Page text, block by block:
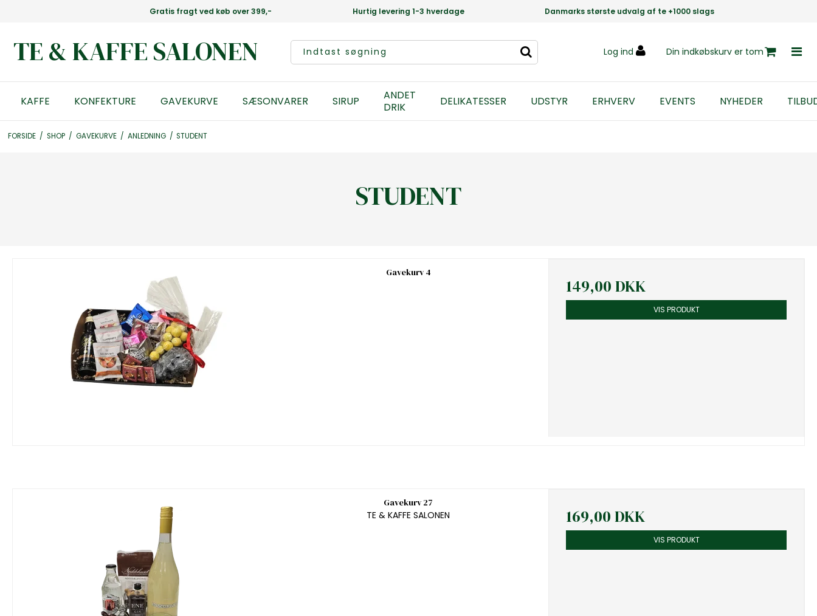
Gratis fragt ved køb over 399,- Hurtig levering 1-3 hverdage Danmarks største udvalg af te +1000 slags
TE & KAFFE SALONEN Log ind Din indkøbskurv er tom
KAFFE KONFEKTURE GAVEKURVE SÆSONVARER SIRUP
ANDET
DRIK
DELIKATESSER UDSTYR ERHVERV EVENTS NYHEDER
FORSIDE / SHOP / GAVEKURVE / ANLEDNING / STUDENT
STUDENT
Gavekurv 4
149,00 DKK
VIS PRODUKT
Gavekurv 27
TE & KAFFE SALONEN
169,00 DKK
VIS PRODUKT